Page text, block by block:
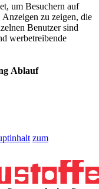
um Besuchern auf
zu zeigen, die
Benutzer sind
werbetreibende
Ablauf
zum